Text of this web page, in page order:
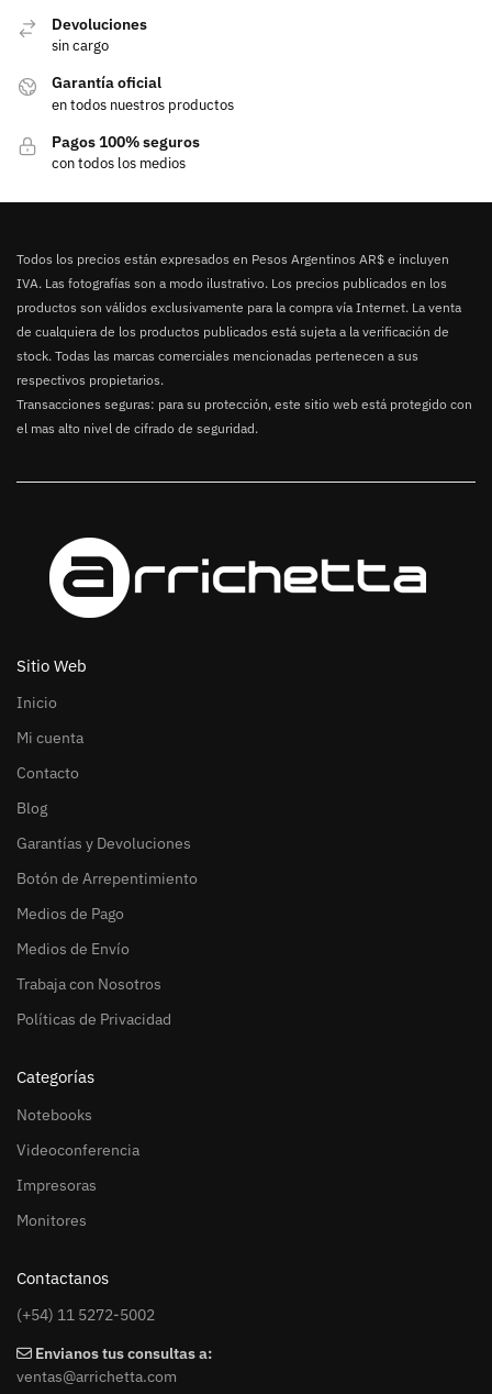
Devoluciones
sin cargo
Garantía oficial
en todos nuestros productos
Pagos 100% seguros
con todos los medios
Todos los precios están expresados en Pesos Argentinos AR$ e incluyen
IVA. Las fotografías son a modo ilustrativo. Los precios publicados en los
productos son válidos exclusivamente para la compra vía Internet. La venta
de cualquiera de los productos publicados está sujeta a la verificación de
stock. Todas las marcas comerciales mencionadas pertenecen a sus
respectivos propietarios.
Transacciones seguras: para su protección, este sitio web está protegido con
el mas alto nivel de cifrado de seguridad.
Sitio Web
Inicio
Mi cuenta
Contacto
Blog
Garantías y Devoluciones
Botón de Arrepentimiento
Medios de Pago
Medios de Envío
Trabaja con Nosotros
Políticas de Privacidad
Categorías
Notebooks
Videoconferencia
Impresoras
Monitores
Contactanos
(+54) 11 5272-5002
Envianos tus consultas a:
ventas@arrichetta.com